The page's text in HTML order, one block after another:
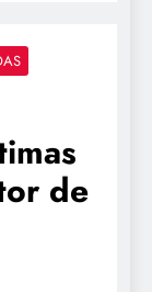
de